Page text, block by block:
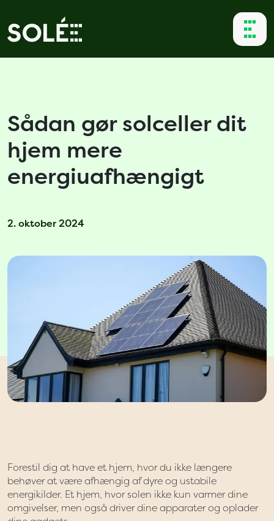
Sådan gør solceller dit
hjem mere
energiuafhængigt
2. oktober 2024
Forestil dig at have et hjem, hvor du ikke længere
behøver at være afhængig af dyre og ustabile
energikilder. Et hjem, hvor solen ikke kun varmer dine
omgivelser, men også driver dine apparater og oplader